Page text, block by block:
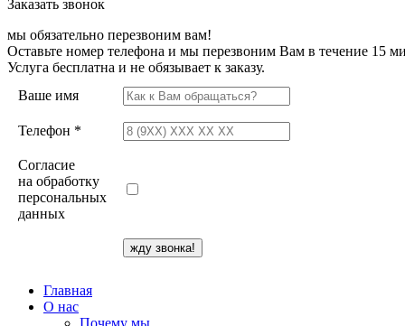
Заказать звонок
мы обязательно перезвоним вам!
Оставьте номер телефона и мы перезвоним Вам в течение 15
Услуга бесплатна и не обязывает к заказу.
Ваше имя
Телефон *
Согласие
на обработку
персональных
данных
Главная
О нас